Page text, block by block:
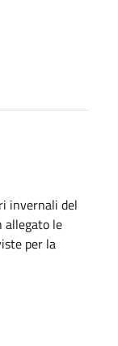
invernali del
allegato le
per la